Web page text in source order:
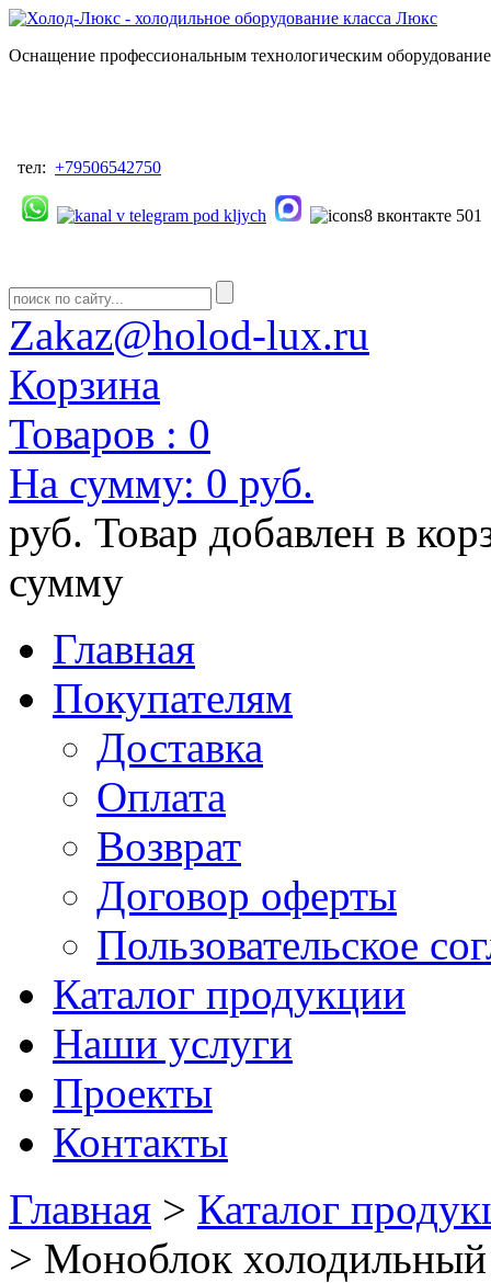
Оснащение профессиональным технологическим
тел: +79506542750
Zakaz@holod-lux.ru
Корзина
Товаров : 0
На сумму: 0 руб.
руб. Товар добавлен в
сумму
Главная
Покупателям
Доставка
Оплата
Возврат
Договор оферты
Пользовательское
Каталог продукции
Наши услуги
Проекты
Контакты
Главная > Каталог
> Моноблок